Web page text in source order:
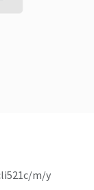
m/y